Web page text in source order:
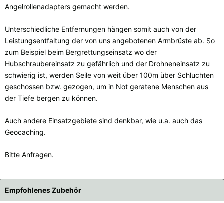
Angelrollenadapters gemacht werden.
Unterschiedliche Entfernungen hängen somit auch von der
Leistungsentfaltung der von uns angebotenen Armbrüste ab. So
zum Beispiel beim Bergrettungseinsatz wo der
Hubschraubereinsatz zu gefährlich und der Drohneneinsatz zu
schwierig ist, werden Seile von weit über 100m über Schluchten
geschossen bzw. gezogen, um in Not geratene Menschen aus
der Tiefe bergen zu können.
Auch andere Einsatzgebiete sind denkbar, wie u.a. auch das
Geocaching.
Bitte Anfragen.
Empfohlenes Zubehör